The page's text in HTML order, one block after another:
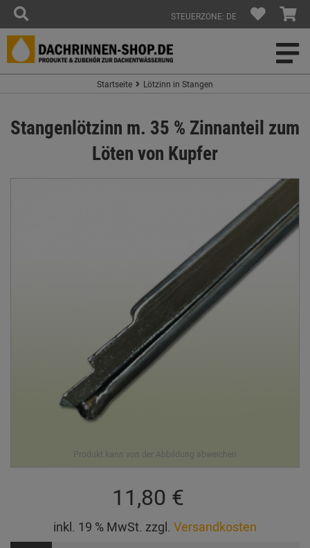
STEUERZONE: DE
Startseite Lötzinn in Stangen
Stangenlötzinn m. 35 % Zinnanteil zum
Löten von Kupfer
11,80 €
inkl. 19 % MwSt. zzgl. Versandkosten